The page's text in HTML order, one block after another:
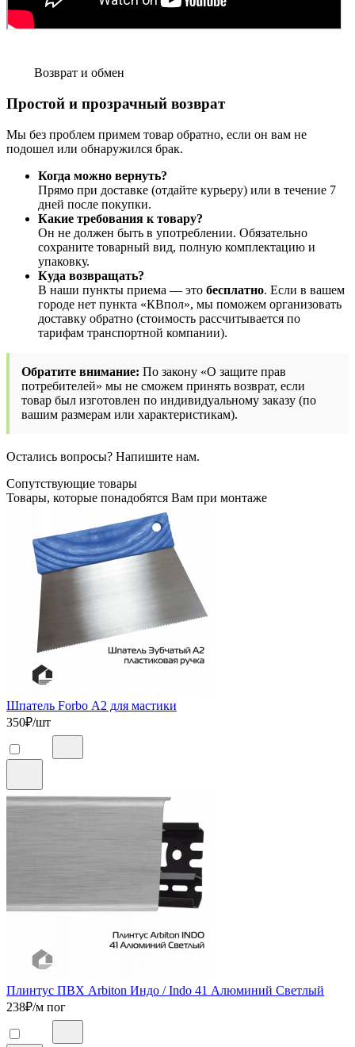
Возврат и обмен
Простой и прозрачный возврат
Мы без проблем примем товар обратно, если он вам не
подошел или обнаружился брак.
Когда можно вернуть?
Прямо при доставке (отдайте курьеру) или в течение 7
дней после покупки.
Какие требования к товару?
Он не должен быть в употреблении. Обязательно
сохраните товарный вид, полную комплектацию и
упаковку.
Куда возвращать?
В наши пункты приема — это бесплатно. Если в вашем
городе нет пункта «КВпол», мы поможем организовать
доставку обратно (стоимость рассчитывается по
тарифам транспортной компании).
Обратите внимание: По закону «О защите прав
потребителей» мы не сможем принять возврат, если
товар был изготовлен по индивидуальному заказу (по
вашим размерам или характеристикам).
Остались вопросы? Напишите нам.
Сопутствующие товары
Товары, которые понадобятся Вам при монтаже
Шпатель Forbo А2 для мастики
350₽/шт
Плинтус ПВХ Arbiton Индо / Indo 41 Алюминий Светлый
238₽/м пог